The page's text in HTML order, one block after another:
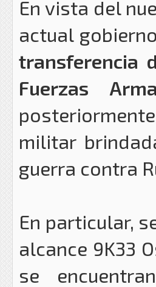
En vista del
actual
transferencia
Fuerzas
militar
guerra contra
En particular,
alcance 9K33
se